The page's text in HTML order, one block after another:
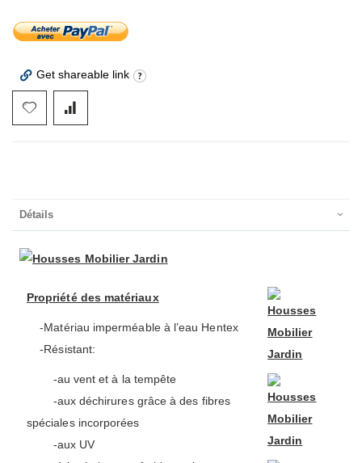
Get shareable link
Détails
Propriété des matériaux
-Matériau imperméable à l’eau Hentex
-Résistant:
-au vent et à la tempête
-aux déchirures grâce à des fibres
spéciales incorporées
-aux UV